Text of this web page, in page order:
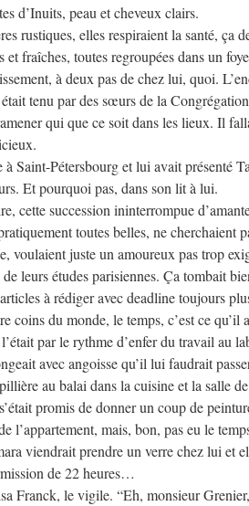
d’Inuits, peau et cheveux clairs.
rustiques, elles respiraient la santé, ça
et fraîches, toutes regroupées dans un
à deux pas de chez lui, quoi.
tenu par des sœurs de la
qui que ce soit dans les lieux. Il
Saint-Pétersbourg et lui avait présenté
Et pourquoi pas, dans son lit à lui.
cette succession ininterrompue
toutes belles, ne cherchaient
voulaient juste un amoureux pas trop
leurs études parisiennes. Ça tombait
à rédiger avec deadline toujours
coins du monde, le temps, c’est ce
par le rythme d’enfer du travail au
avec angoisse qu’il lui faudrait
au balai dans la cuisine et la salle
promis de donner un coup de
l’appartement, mais, bon, pas eu le
viendrait prendre un verre chez lui et
de 22 heures…
Franck, le vigile. “Eh, monsieur